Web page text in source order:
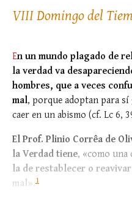
VIII Domingo del
En un mundo plagado de
la verdad va
hombres, que a veces
mal, porque adoptan para
caer en un abismo (cf. Lc 6,
El Prof. Plinio Corrêa de
la Verdad tiene, «como una
la de restablecer o
mal» 1